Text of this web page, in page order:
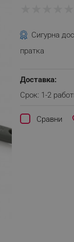
Сигурна
пратка
Доставка:
Срок: 1-2
Сравни